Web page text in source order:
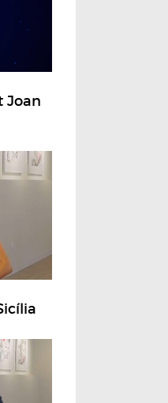
Joan